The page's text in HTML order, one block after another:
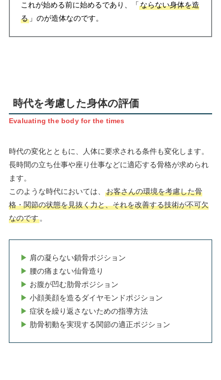
これが始める前に始めるであり、「ならない身体を造
る 」のが造体なのです。
時代を考慮した身体の評価
Evaluating the body for the times
時代の変化とともに、人体に要求される条件も変化します。
長時間の立ち仕事や座り仕事などに適応する骨格が求められ
ます。
このような時代においては、
お客さんの環境を考慮した骨
格・関節の状態を見抜く力と、それを改善する技術が不可欠
なのです。
▶ 肩の凝らない鎖骨ポジション
▶ 腰の痛まない仙骨造り
▶ お腹が凹む肋骨ポジション
▶ 小顔美顔を造るダイヤモンドポジション
▶ 症状を繰り返さないための指導方法
▶ 肋骨初動を実現する関節の適正ポジション